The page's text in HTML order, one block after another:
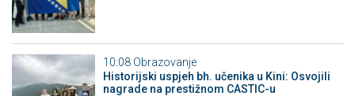
10:08 Obrazovanje
Historijski uspjeh bh. učenika u Kini: Osvojili
nagrade na prestižnom CASTIC-u